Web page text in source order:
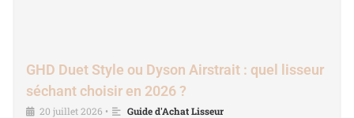
GHD Duet Style ou Dyson Airstrait : quel lisseur
séchant choisir en 2026 ?
20 juillet 2026 •
Guide d'Achat Lisseur